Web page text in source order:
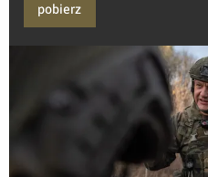
pobierz